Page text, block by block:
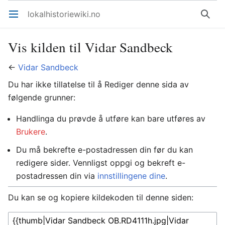
Åpne hovedmenyen lokalhistoriewiki.no Søk
Vis kilden til Vidar Sandbeck
← Vidar Sandbeck
Du har ikke tillatelse til å Rediger denne sida av
følgende grunner:
Handlinga du prøvde å utføre kan bare utføres av
Brukere.
Du må bekrefte e-postadressen din før du kan
redigere sider. Vennligst oppgi og bekreft e-
postadressen din via innstillingene dine.
Du kan se og kopiere kildekoden til denne siden: